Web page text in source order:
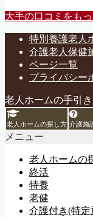
大手の口コミをもっ
特別養護老人
介護老人保健
ページ一覧
プライバシー
老人ホームの手引き
老人ホームの探し方 介護施
メニュー
老人ホームの
終活
特養
老健
介護付き(特定